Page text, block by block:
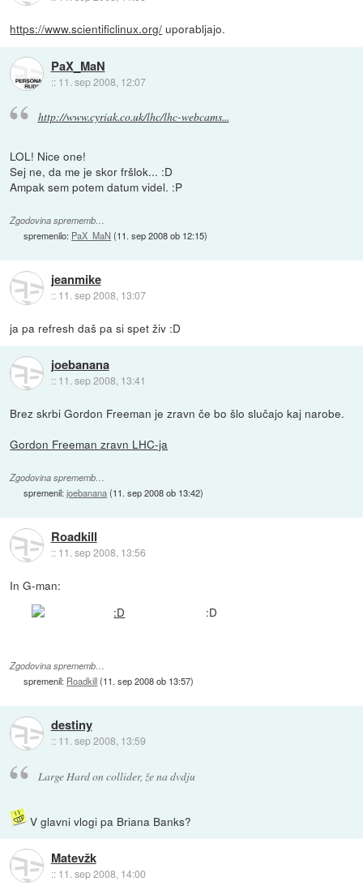
https://www.scientificlinux.org/ uporabljajo.
PaX_MaN
:: 11. sep 2008, 12:07
http://www.cyriak.co.uk/lhc/lhc-webcams...
LOL! Nice one!
Sej ne, da me je skor fršlok... :D
Ampak sem potem datum videl. :P
Zgodovina sprememb…
spremenilo: PaX_MaN (11. sep 2008 ob 12:15)
jeanmike
:: 11. sep 2008, 13:07
ja pa refresh daš pa si spet živ :D
joebanana
:: 11. sep 2008, 13:41
Brez skrbi Gordon Freeman je zravn če bo šlo slučajo kaj narobe.
Gordon Freeman zravn LHC-ja
Zgodovina sprememb…
spremenil:joebanana(11. sep 2008 ob 13:42)
Roadkill
:: 11. sep 2008, 13:56
In G-man:
:D
Zgodovina sprememb…
spremenil: Roadkill(11. sep 2008 ob 13:57)
destiny
:: 11. sep 2008, 13:59
Large Hard on collider, že na dvdju
V glavni vlogi pa Briana Banks?
Matevžk
:: 11. sep 2008, 14:00